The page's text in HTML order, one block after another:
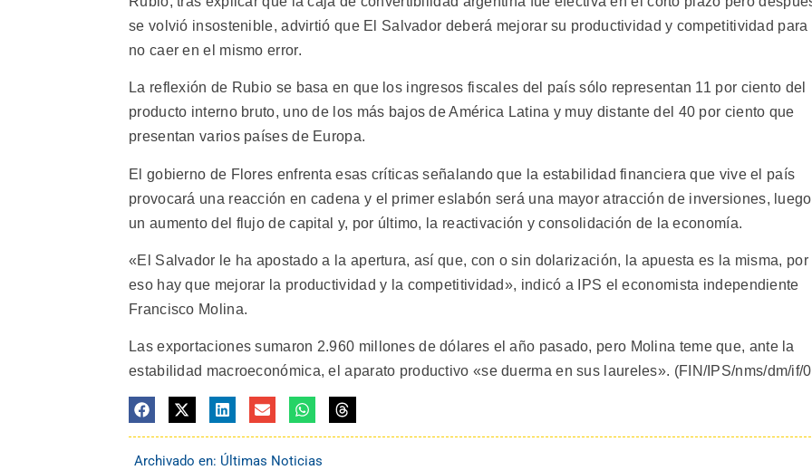
se volvió insostenible, advirtió que El Salvador deberá mejorar su productividad y competitividad para
no caer en el mismo error.
La reflexión de Rubio se basa en que los ingresos fiscales del país sólo representan 11 por ciento del
producto interno bruto, uno de los más bajos de América Latina y muy distante del 40 por ciento que
presentan varios países de Europa.
El gobierno de Flores enfrenta esas críticas señalando que la estabilidad financiera que vive el país
provocará una reacción en cadena y el primer eslabón será una mayor atracción de inversiones, luego
un aumento del flujo de capital y, por último, la reactivación y consolidación de la economía.
«El Salvador le ha apostado a la apertura, así que, con o sin dolarización, la apuesta es la misma, por
eso hay que mejorar la productividad y la competitividad», indicó a IPS el economista independiente
Francisco Molina.
Las exportaciones sumaron 2.960 millones de dólares el año pasado, pero Molina teme que, ante la
estabilidad macroeconómica, el aparato productivo «se duerma en sus laureles». (FIN/IPS/nms/dm/if/
Archivado en: Últimas Noticias